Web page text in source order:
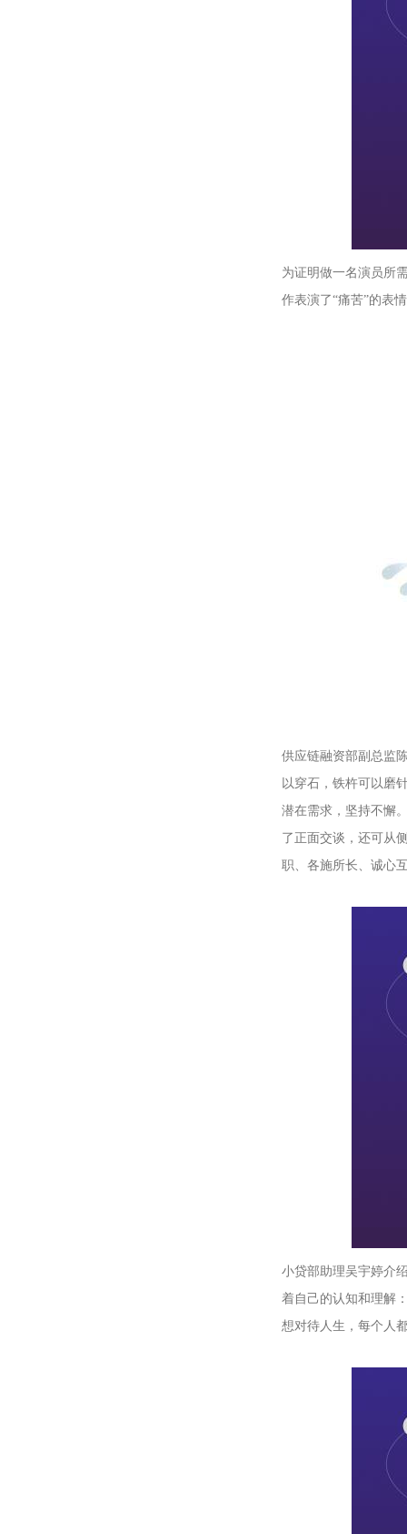
为证明做一名演员所
作表演了“痛苦”的表
供应链融资部副总监
以穿石，铁杵可以磨
潜在需求，坚持不懈
了正面交谈，还可从
职、各施所长、诚心
小贷部助理吴宇婷介
着自己的认知和理解
想对待人生，每个人